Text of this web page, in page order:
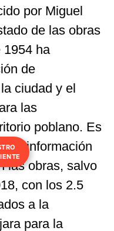
por Miguel
de las obras
1954 ha
de
ciudad y el
las
poblano. Es
información
las obras, salvo
con los 2.5
a la
para la